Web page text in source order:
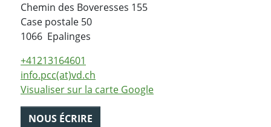
Chemin des Boveresses 155
Case postale 50
1066 Epalinges
+41213164601
info.pcc(at)vd.ch
Visualiser sur la carte Google
NOUS ÉCRIRE